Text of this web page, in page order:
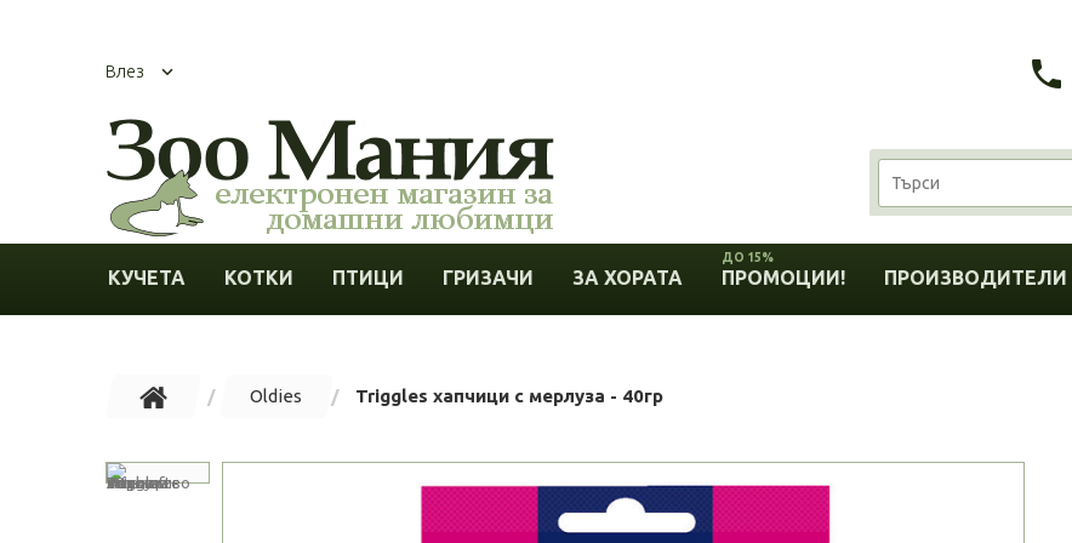
Влез
КУЧЕТА КОТКИ ПТИЦИ ГРИЗАЧИ ЗА ХОРАТА ПРОМОЦИИ!
ДО 15%
ПРОИЗВОДИТЕЛИ
Oldies Triggles хапчици с мерлуза - 40гр